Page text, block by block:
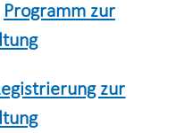
Programm zur
zur